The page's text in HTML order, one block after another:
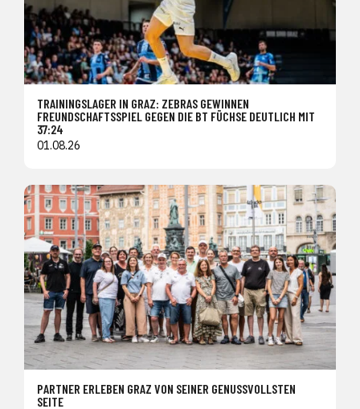
TRAININGSLAGER IN GRAZ: ZEBRAS GEWINNEN
FREUNDSCHAFTSSPIEL GEGEN DIE BT FÜCHSE DEUTLICH MIT
37:24
01.08.26
PARTNER ERLEBEN GRAZ VON SEINER GENUSSVOLLSTEN
SEITE